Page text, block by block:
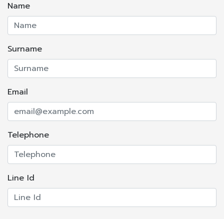
เช่าล่วงหน้า 1 เดือน (ไม่อนุญาตให้เลี้ยงสัตว์)
ต้องการรายละเอียดเพิ่มเติม หรือนัดหมายเพื่อดูห้อง โปรด
Public Transportation
รถไฟฟ้า BTS สถานี อ่อนนุช
แอร์
เครื่องทำน้ำอุ่น
ลิฟท์
กล้องวงจรปิด
สระว่ายน้ำ
Name
Surname
Email
Telephone
Line Id